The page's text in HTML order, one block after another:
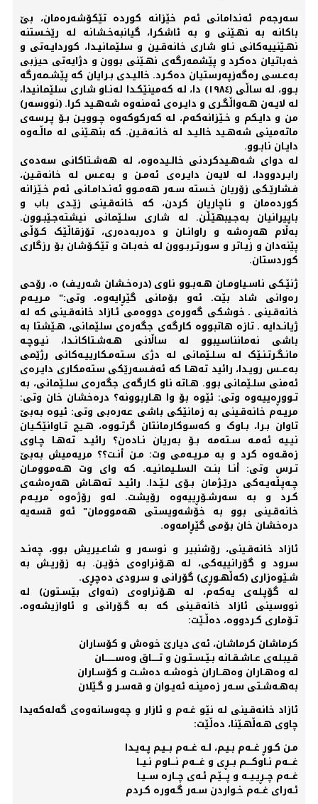
سەرجەم ئەندامانی ئەم خێزانە کوردە تێکۆشەرەمان، بێ
باکانە بە نهـێنی و بە ئاشکرا، گیانبەخـشانە لە رێخـستنە
نهـێنییەکانی نـاو شاری خانەقـین و سلێمانیـدا، کوردایـەتی و
خەباتیان دەکرد و پێشمەرگەی نهـێنی بوون و دژایەتی حیزبی
بەعـسی رەگەزپەرستیان دەکـرد. خالیـدی بـرایان کە پێشـمەرگە
بـوو، لە ساڵی (١٩٨٤) دا، لە کەمینێکـدا لەنـاو شاری سلێمانیدا،
لە لایـەن هـەواڵگـری و دایـرەی ئەمنەوە شەهـید کرا. (نووسەر)
من و دایـکم و خـێزانەکەم، لە کەرکوکەوە چـوویـن بـۆ پـرسەی
ماتەمینی شەهـید خالیـد لە خانـەقـین. کە بنهـێنی لە ماڵـەوە
دایـان نابـوو.
لە دوای شەهـیدکردنی خالـیدەوە، لە هەشـتاکانی سەدەی
رابـردوودا، لە لایەن دایـرەی ئەمـن و بەعـس لە خانەقـین،
فـشارێـکی زۆریان خـستە سـەر هەمـوو ئەنـدامـانی ئەم خـێزانە
کوردەمان و ناچاریان کردن، کە خانەقـینی زێـدی باب و
باپیرانیان بەجـیبهێـڵن. لە شاری سلـێمانی نیشتەجـێبـوون.
بەڵام هەڕەشە و راوانـان و دەربەدەری، تۆزقاڵێک کـۆڵی
پێنەدان و زیـاتر و سورتـربـوون لە خەبـات و تێکـۆشان بۆ رزگاری
کوردستان.
ژنێـکی ناسـیاومـان هـەبـوو ناوی (درەخـشان شەریـف) ە، رۆحی
رەوانی شاد بێت. ئەو بۆمانی گێڕایەوە، وتی:" مـریـەم
خانەقـینی ـ خوشکی گەورەی دووەمی ئـازاد خانەقـینی کە لە
ژیانـدایە ـ تازە هاتبووە کارگەی جگەرەی سلێمانی، هـێشتا بە
باشی نەمانناسیبوو لە ساڵانی هـەشـتاکانـدا، نیـوچـە
مانـگـرتـنـێک لە سـلـێمانی لە دژی سـتەمـکارییـەکانی رژێمی
بەعــس رویـدا، رائید تەهـا کە ئەفـسەرێکی ستەمکاری دایـرەی
ئەمنی سلـێمانی بوو. هـاتە ناو کارگەی جگەرەی سلـێمانی، بە
تـووڕەییەوە وتی: ئێوە بۆ وا هـاربوونە؟ درەخشان خان وتی:
مریـەم خانەقـینی بە زمانێکی باشی عەرەبی وتی: ئیوە بەبێ
تاوان بـرا، بـاوک و کەسوکارمانتان گرتـووە، هـیچ تـاوانێکـیان
نیـیە ئەمـە سـتەمە بـۆ بەریان نـادەن؟ رائیـد تەهـا چـاوی
زەقـەوە کرد و بە مـریـەمی وت: مـن أنـت؟؟ مریەمیش بەبێ
تـرس وتی: أنـا بنـت السلـیمانیـە. کە وای وت هـەموومـان
چـەپـڵەیـەکی درێـژمان بـۆی لـێـدا. رائیـد تەهـاش هەڕەشەی
کـرد و بە سەرشـۆڕییەوە رۆیشت. لەو رۆژەوە مریـەم
خانەقـینی بوو بە خۆشەویستی هەموومان" ئەو قسەیە
درەخشان خان بۆمی گێڕامەوە.
ئازاد خانەقـینی، رۆشنبیر و نوسەر و شاعـیریش بوو، چەنـد
سرود و گۆرانییەکی، لە هـۆنراوەی خۆیـن. بە زۆریـش بە
شـێوەزاری (کەڵهـوڕی) گۆرانی و سرودی دەچڕی.
لە گۆپـلەی یەکەم، لە هـۆنراوەی (نەوای بێسـتون) لە
نووسینی ئازاد خانەقـینی کە بە گـۆرانی و ئاوازیشەوە،
تـۆماری کـردووە، دەڵـێت:
کرماشان کرماشان، ئەی دیارێ خوەش و کۆساران
قـیبـلەی عـاشـقـانە بـێـسـتـون و تـــــاق وەســـــــان
لە وەهـاران وەهــاران خوەشـە دەشـت و کۆسـاران
بەهـەشـتی سـەر زەمینـە ئەیـوان و قەسـر و گـێلان
ئازاد خانەقـینی لە نێو غـەم و ئازار و چەوسانەوەی گەلەکەیدا
چاوی هـەڵهـێنا، دەڵێت:
مـن کـوڕ غــەم بـیـم، لـە غــەم بــيـم پـەیـدا
غـــەم نـاوکــــم بــڕی و غـــەم نـــاوم نـيــا
غــەم چــڕیـیــە و پـــێـم ئـەی چــارە ســیـا
ئـەرای غــەم خـواردن سـەر گـەورە کـردم